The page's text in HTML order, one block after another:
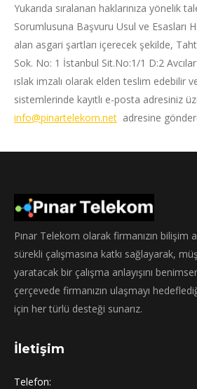
Yukarıda sıralanan haklarınıza yönelik
Sorumlusuna Başvuru Usul ve Esasları
alan asgari şartları içerecek şekilde,
Sok. No: 1 İstanbul Sit.No:1/1 D:2
ıslak imzalı olarak elden teslim edebilir
sistemlerinde kayıtlı e-posta adresiniz
info@pinartelekom.net adresine
Pınar Telekom olarak firmanızın bilişim
sürekli çalışmasına katkı sağlayarak,
yaratacak bir çalışma anlayışını
çerçevede firmanızın ulaşmayı
için her türlü desteği sunarız.
İletişim
Telefon: